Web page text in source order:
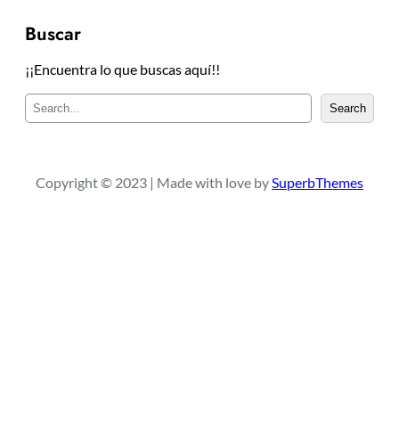
Buscar
¡¡Encuentra lo que buscas aquí!!
u
a
Search
Copyright © 2023 | Made with love by SuperbThemes